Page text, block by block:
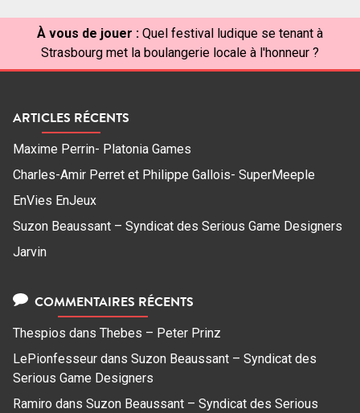
À vous de jouer : Quel festival ludique se tenant à
Strasbourg met la boulangerie locale à l'honneur ?
ARTICLES RÉCENTS
Maxime Perrin- Platonia Games
Charles-Amir Perret et Philippe Gallois- SuperMeeple
EnVies EnJeux
Suzon Beaussant – Syndicat des Serious Game Designers
Jarvin
COMMENTAIRES RÉCENTS
Thespios dans Thebes – Peter Prinz
LePionfesseur dans Suzon Beaussant – Syndicat des
Serious Game Designers
Ramiro dans Suzon Beaussant – Syndicat des Serious